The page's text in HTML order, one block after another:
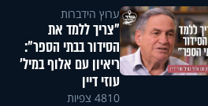
ערוץ הידברות
"צריך ללמד את
הסידור בבתי הספר":
ריאיון עם אלוף במיל'
עוזי דיין
4810 צפיות